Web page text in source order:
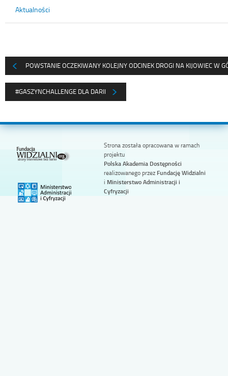
Aktualności
POWSTANIE OCZEKIWANY KOLEJNY ODCINEK DROGI NA KIJOWIEC W
#GASZYNCHALLENGE DLA DARII
Strona została opracowana w ramach
projektu
Polska Akademia Dostępności
realizowanego przez Fundację Widzialni
i Ministerstwo Administracji i
Cyfryzacji